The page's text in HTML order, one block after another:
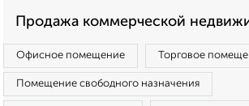
Продажа коммерческой
Офисное помещение Торговое
Помещение свободного назначения